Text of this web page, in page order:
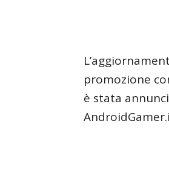
promozione
è stata